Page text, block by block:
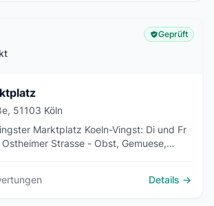
Geprüft
51103 Köln
Marktplatz Koeln-Vingst: Di und Fr
Strasse - Obst, Gemuese,
Details →